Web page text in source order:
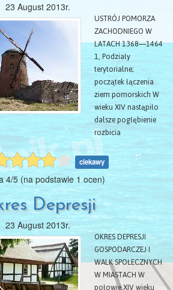
tak już przeobrażone
skutkiem ciśnienia i
wysokiej
temperatury,
skamieniałości (w
erze eozoicznej) są
tak naogól nieliczne
i źle zachowane, lub
nawet brak ich
zupełnie
w Latach
1464
23 August 2013r.
USTRÓJ POMORZA
ZACHODNIEGO W
LATACH 1368—1464
1, Podziały
terytorialne;
początek łączenia
ziem pomorskich W
wieku XIV nastąpiło
dalsze pogłębienie
rozbicia
dzielnicowego
Pomorza
Zachodniego70.
Podczas gdy
księstwo szczecińskie
nie uległo dalszemu
rozdrobnieniu mimo
okresowych
współrządów kilku
książąt (Swię-tobór i
Bogusław VII: 1372
—1404, Otto II i
ciekawy
4/5 (na podstawie 1 ocen)
Depresji
i Walk
w
23 August 2013r.
OKRES DEPRESJI
GOSPODARCZEJ I
WALK SPOŁECZNYCH
W MIASTACH W